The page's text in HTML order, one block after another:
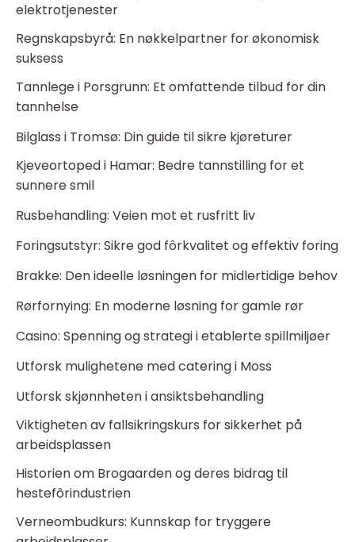
elektrotjenester
Regnskapsbyrå: En nøkkelpartner for økonomisk
suksess
Tannlege i Porsgrunn: Et omfattende tilbud for din
tannhelse
Bilglass i Tromsø: Din guide til sikre kjøreturer
Kjeveortoped i Hamar: Bedre tannstilling for et
sunnere smil
Rusbehandling: Veien mot et rusfritt liv
Foringsutstyr: Sikre god fôrkvalitet og effektiv foring
Brakke: Den ideelle løsningen for midlertidige behov
Rørfornying: En moderne løsning for gamle rør
Casino: Spenning og strategi i etablerte spillmiljøer
Utforsk mulighetene med catering i Moss
Utforsk skjønnheten i ansiktsbehandling
Viktigheten av fallsikringskurs for sikkerhet på
arbeidsplassen
Historien om Brogaarden og deres bidrag til
hestefôrindustrien
Verneombudkurs: Kunnskap for tryggere